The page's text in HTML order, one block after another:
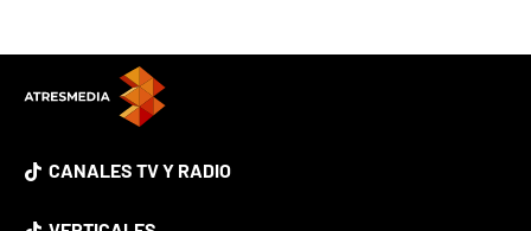
CANALES TV Y RADIO